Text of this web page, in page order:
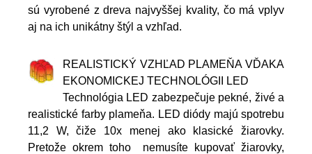
sú vyrobené z dreva najvyššej kvality, čo má vplyv
aj na ich unikátny štýl a vzhľad.
REALISTICKÝ VZHĽAD PLAMEŇA VĎAKA
EKONOMICKEJ TECHNOLÓGII LED
Technológia LED zabezpečuje pekné, živé a
realistické farby plameňa. LED diódy majú spotrebu
11,2 W, čiže 10x menej ako klasické žiarovky.
Pretože okrem toho nemusíte kupovať žiarovky,